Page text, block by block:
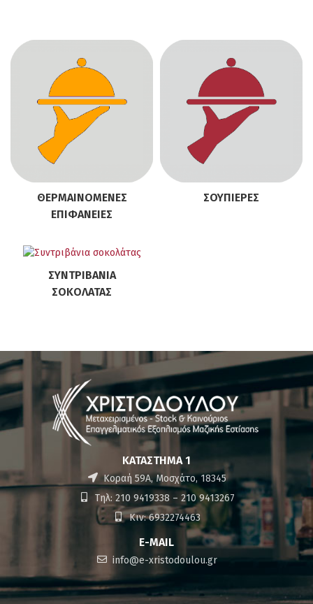
ΘΕΡΜΑΙΝΌΜΕΝΕΣ
ΕΠΙΦΆΝΕΙΕΣ
ΣΟΥΠΙΈΡΕΣ
ΣΥΝΤΡΙΒΆΝΙΑ
ΣΟΚΟΛΆΤΑΣ
ΚΑΤΆΣΤΗΜΑ 1
Κοραή 59Α, Μοσχάτο, 18345
Τηλ: 210 9419338 – 210 9413267
Κιν: 6932274463
E-MAIL
info@e-xristodoulou.gr